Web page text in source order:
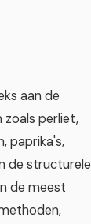
aan de
zoals perliet,
paprika's,
de structurele
de meest